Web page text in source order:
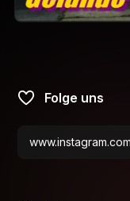
Folge uns